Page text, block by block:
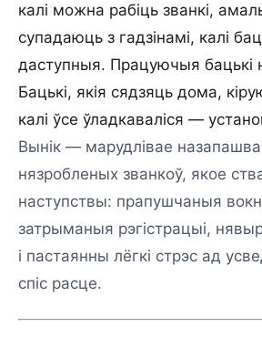
калі можна рабіць званкі,
супадаюць з гадзінамі, калі
даступныя. Працуючыя бацькі
Бацькі, якія сядзяць дома,
калі ўсе ўладкаваліся —
Вынік — марудлівае
нязробленых званкоў, якое
наступствы: прапушчаныя
затрыманыя рэгістрацыі,
і пастаянны лёгкі стрэс ад
спіс расце.